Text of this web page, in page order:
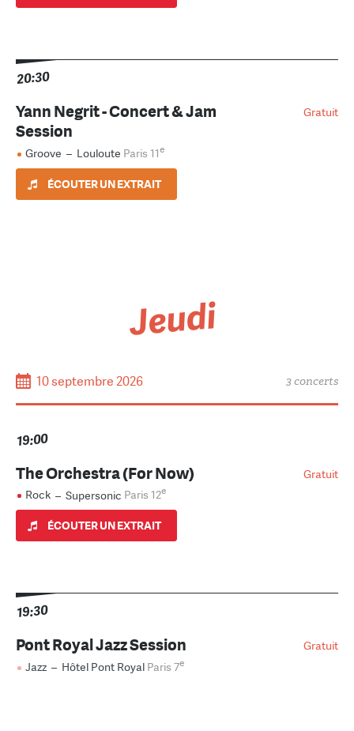
20:30
Gratuit
Yann Negrit - Concert & Jam
Session
Groove – Louloute Paris 11e
ÉCOUTER UN EXTRAIT
Jeudi
10 septembre 2026 3 concerts
19:00
Gratuit
The Orchestra (For Now)
Rock – Supersonic Paris 12e
ÉCOUTER UN EXTRAIT
19:30
Gratuit
Pont Royal Jazz Session
Jazz – Hôtel Pont Royal Paris 7e